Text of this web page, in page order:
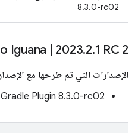
8.3.0-rc02
Iguana 2023.2.1 RC 2
الإصدارات التي تم طرحها مع
Plugin 8.3.0-rc02